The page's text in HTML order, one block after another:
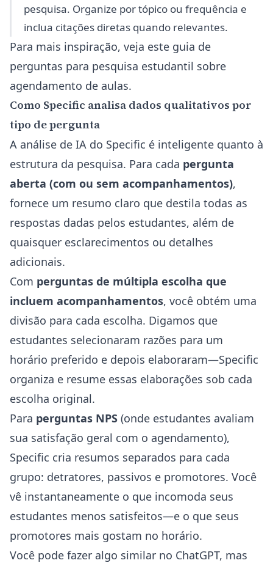
pesquisa. Organize por tópico ou frequência e
inclua citações diretas quando relevantes.
Para mais inspiração, veja este guia de
perguntas para pesquisa estudantil sobre
agendamento de aulas.
Como Specific analisa dados qualitativos por
tipo de pergunta
A análise de IA do Specific é inteligente quanto à
estrutura da pesquisa. Para cada pergunta
aberta (com ou sem acompanhamentos),
fornece um resumo claro que destila todas as
respostas dadas pelos estudantes, além de
quaisquer esclarecimentos ou detalhes
adicionais.
Com perguntas de múltipla escolha que
incluem acompanhamentos, você obtém uma
divisão para cada escolha. Digamos que
estudantes selecionaram razões para um
horário preferido e depois elaboraram—Specific
organiza e resume essas elaborações sob cada
escolha original.
Para perguntas NPS (onde estudantes avaliam
sua satisfação geral com o agendamento),
Specific cria resumos separados para cada
grupo: detratores, passivos e promotores. Você
vê instantaneamente o que incomoda seus
estudantes menos satisfeitos—e o que seus
promotores mais gostam no horário.
Você pode fazer algo similar no ChatGPT, mas